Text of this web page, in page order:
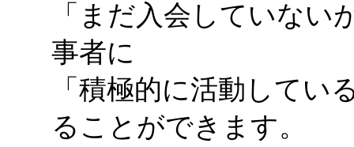
「まだ入会していない
事者に
「積極的に活動してい
ることができます。